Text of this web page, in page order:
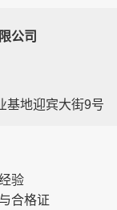
公司
基地迎宾大街9号
验
合格证